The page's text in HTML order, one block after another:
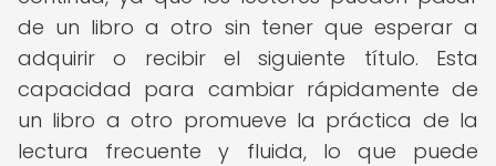
de un libro a otro sin tener que esperar a
adquirir o recibir el siguiente título. Esta
capacidad para cambiar rápidamente de
un libro a otro promueve la práctica de la
lectura frecuente y fluida, lo que puede